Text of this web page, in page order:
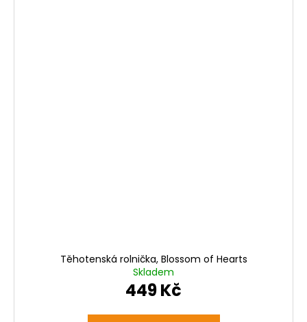
Těhotenská rolnička, Blossom of Hearts
Skladem
449 Kč